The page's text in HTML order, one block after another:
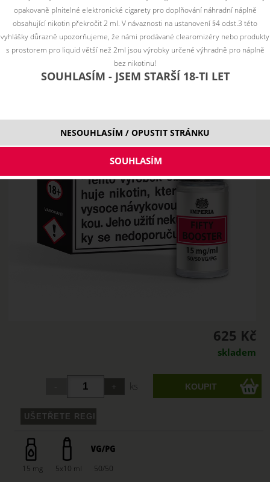
625 Kč
skladem
ks
15 mg 5x10 ml 50/50
opakovaně plnitelné elektronické cigarety pro doplňování náhradní náplně
obsahující nikotin překročit 2 ml. V návaznosti na ustanovení §4 odst.3 této
vyhlášky důrazně upozorňujeme, že námi prodávané clearomizéry nebo produkty
s prostorem pro liquid větší než 2ml jsou výrobky určené výhradně pro náplně
bez nikotinu!
SOUHLASÍM - JSEM STARŠÍ 18-TI LET
NESOUHLASÍM / OPUSTIT STRÁNKU